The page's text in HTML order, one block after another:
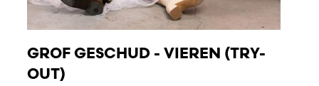
GROF GESCHUD - VIEREN (TRY-
OUT)